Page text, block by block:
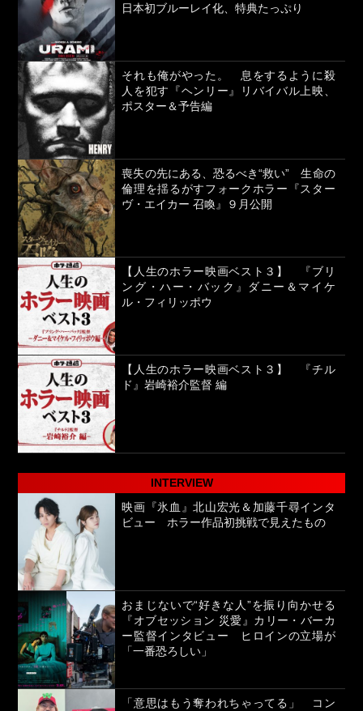
日本初ブルーレイ化、特典たっぷり
それも俺がやった。 息をするように殺
人を犯す『ヘンリー』リバイバル上映、
ポスター＆予告編
喪失の先にある、恐るべき“救い” 生命の
倫理を揺るがすフォークホラー『スター
ヴ・エイカー 召喚』９月公開
【人生のホラー映画ベスト３】 『ブリ
ング・ハー・バック』ダニー＆マイケ
ル・フィリッポウ
【人生のホラー映画ベスト３】 『チル
ド』岩崎裕介監督 編
INTERVIEW
映画『氷血』北山宏光＆加藤千尋インタ
ビュー ホラー作品初挑戦で見えたもの
おまじないで“好きな人”を振り向かせる
『オブセッション 災愛』カリー・バーカ
ー監督インタビュー ヒロインの立場が
「一番恐ろしい」
「意思はもう奪われちゃってる」 コン